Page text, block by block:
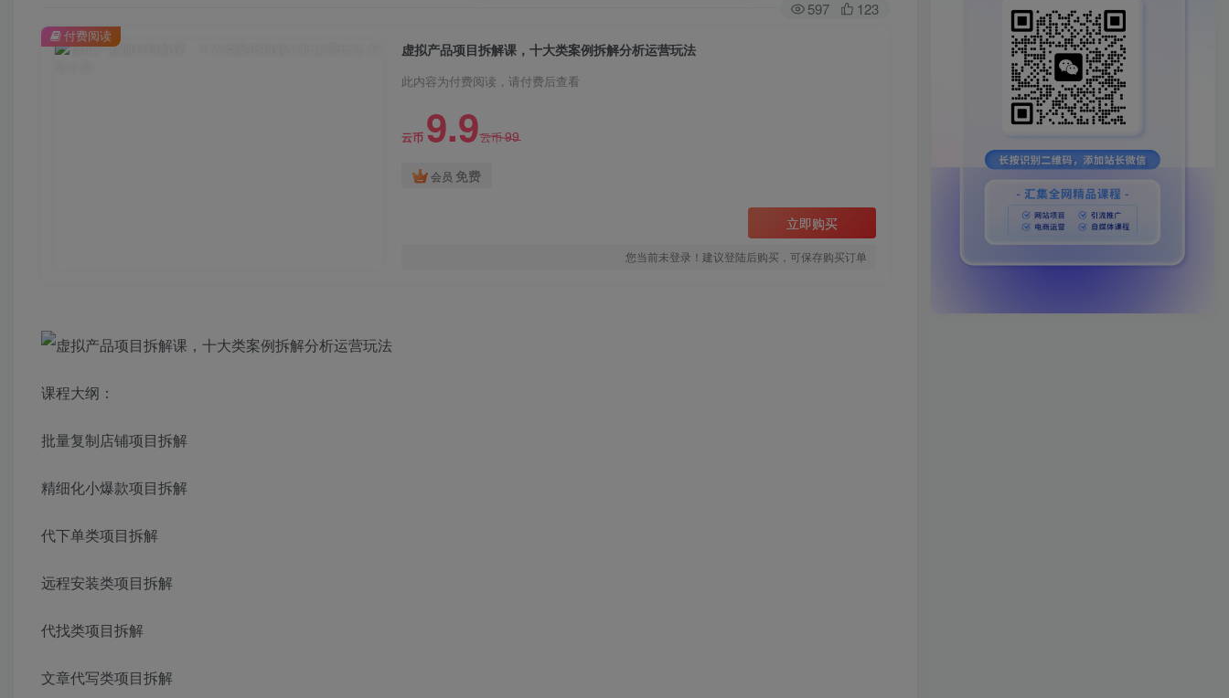
597 123
虚拟产品项目拆解课，十大类案例拆解分析运营玩法
此内容为付费阅读，请付费后查看
云币 9.9云币99
会员 免费
立即购买
您当前未登录！建议登陆后购买，可保存购买订单
付费阅读
课程大纲：
批量复制店铺项目拆解
精细化小爆款项目拆解
代下单类项目拆解
远程安装类项目拆解
代找类项目拆解
文章代写类项目拆解